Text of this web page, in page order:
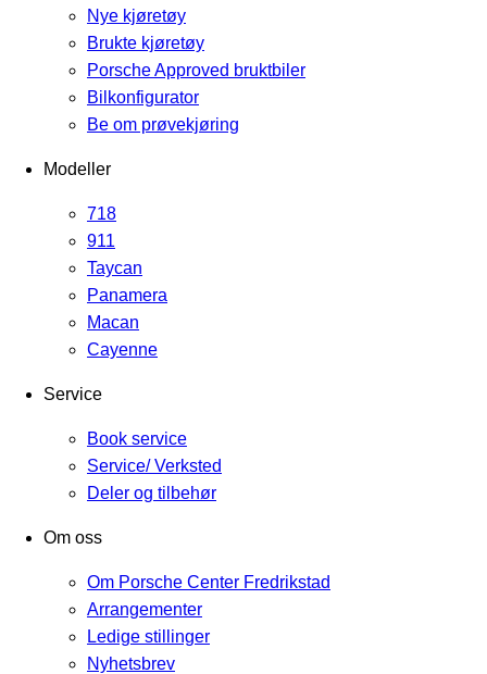
Nye kjøretøy
Brukte kjøretøy
Porsche Approved bruktbiler
Bilkonfigurator
Be om prøvekjøring
Modeller
718
911
Taycan
Panamera
Macan
Cayenne
Service
Book service
Service/ Verksted
Deler og tilbehør
Om oss
Om Porsche Center Fredrikstad
Arrangementer
Ledige stillinger
Nyhetsbrev